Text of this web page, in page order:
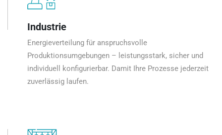
Industrie
Energieverteilung für anspruchsvolle
Produktionsumgebungen – leistungsstark, sicher und
individuell konfigurierbar. Damit Ihre Prozesse jederzeit
zuverlässig laufen.